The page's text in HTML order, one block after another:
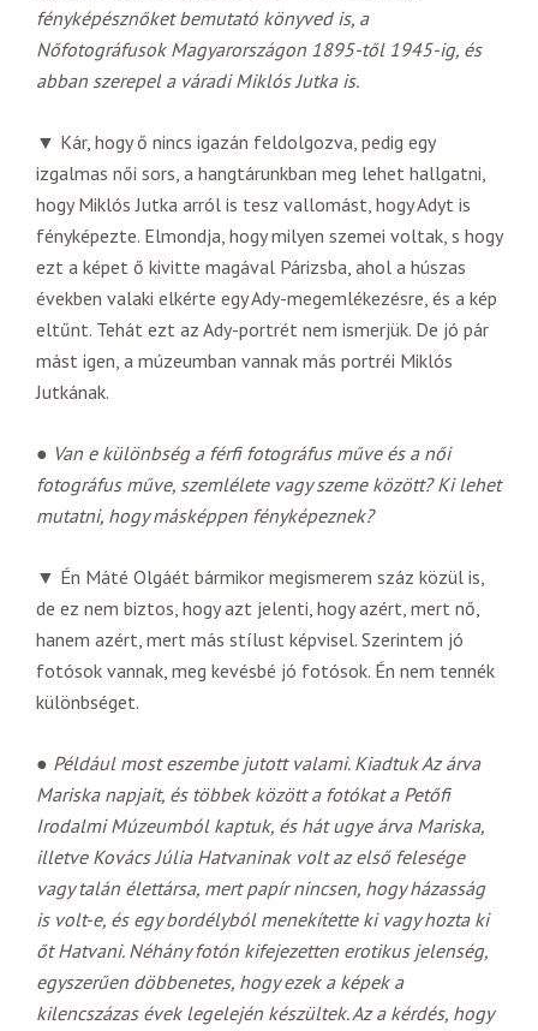
fényképésznőket bemutató könyved is, a
Nőfotográfusok Magyarországon 1895-től 1945-ig, és
abban szerepel a váradi Miklós Jutka is.
▼ Kár, hogy ő nincs igazán feldolgozva, pedig egy
izgalmas női sors, a hangtárunkban meg lehet hallgatni,
hogy Miklós Jutka arról is tesz vallomást, hogy Adyt is
fényképezte. Elmondja, hogy milyen szemei voltak, s hogy
ezt a képet ő kivitte magával Párizsba, ahol a húszas
években valaki elkérte egy Ady-megemlékezésre, és a kép
eltűnt. Tehát ezt az Ady-portrét nem ismerjük. De jó pár
mást igen, a múzeumban vannak más portréi Miklós
Jutkának.
● Van e különbség a férfi fotográfus műve és a női
fotográfus műve, szemlélete vagy szeme között? Ki lehet
mutatni, hogy másképpen fényképeznek?
▼ Én Máté Olgáét bármikor megismerem száz közül is,
de ez nem biztos, hogy azt jelenti, hogy azért, mert nő,
hanem azért, mert más stílust képvisel. Szerintem jó
fotósok vannak, meg kevésbé jó fotósok. Én nem tennék
különbséget.
● Például most eszembe jutott valami. Kiadtuk Az árva
Mariska napjait, és többek között a fotókat a Petőfi
Irodalmi Múzeumból kaptuk, és hát ugye árva Mariska,
illetve Kovács Júlia Hatvaninak volt az első felesége
vagy talán élettársa, mert papír nincsen, hogy házasság
is volt-e, és egy bordélyból menekítette ki vagy hozta ki
őt Hatvani. Néhány fotón kifejezetten erotikus jelenség,
egyszerűen döbbenetes, hogy ezek a képek a
kilencszázas évek legelején készültek. Az a kérdés, hogy